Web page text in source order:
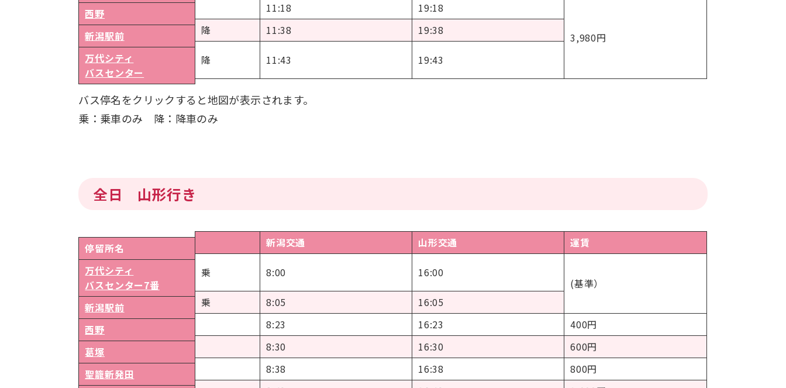
西野
新潟駅前
万代シティ
バスセンター
11:18
19:18
3,980円
降 11:38 19:38
降 11:43 19:43
バス停名をクリックすると地図が表示されます。
乗：乗車のみ 降：降車のみ
全日 山形行き
停留所名
万代シティ
バスセンター7番
新潟駅前
西野
葛塚
聖籠新発田
新潟交通 山形交通 運賃
乗 8:00 16:00
(基準）
乗
8:05
16:05
8:23
16:23
400円
8:30
16:30
600円
8:38
16:38
800円